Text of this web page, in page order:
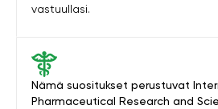
Nämä suositukset perustuvat
Pharmaceutical Research and
vastuullasi.